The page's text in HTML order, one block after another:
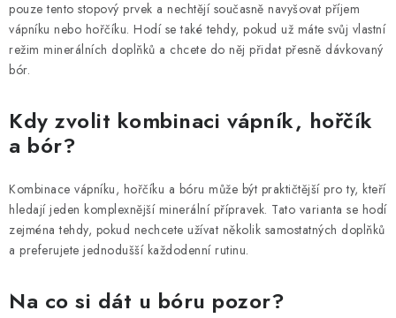
pouze tento stopový prvek a nechtějí současně navyšovat příjem
vápníku nebo hořčíku. Hodí se také tehdy, pokud už máte svůj vlastní
režim minerálních doplňků a chcete do něj přidat přesně dávkovaný
bór.
Kdy zvolit kombinaci vápník, hořčík
a bór?
Kombinace vápníku, hořčíku a bóru může být praktičtější pro ty, kteří
hledají jeden komplexnější minerální přípravek. Tato varianta se hodí
zejména tehdy, pokud nechcete užívat několik samostatných doplňků
a preferujete jednodušší každodenní rutinu.
Na co si dát u bóru pozor?